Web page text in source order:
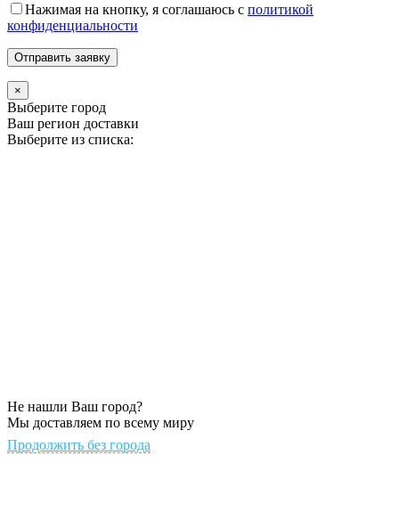
Нажимая на кнопку, я соглашаюсь с политикой
конфиденциальности
×
Выберите город
Ваш регион доставки
Выберите из списка:
Не нашли Ваш город?
Мы доставляем по всему миру
Продолжить без города